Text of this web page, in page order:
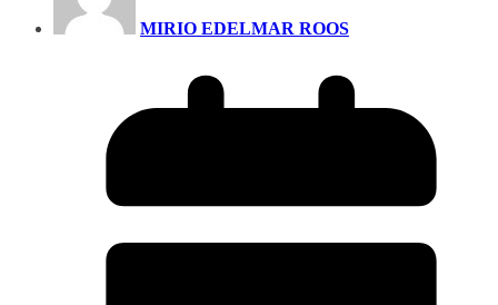
MIRIO EDELMAR ROOS